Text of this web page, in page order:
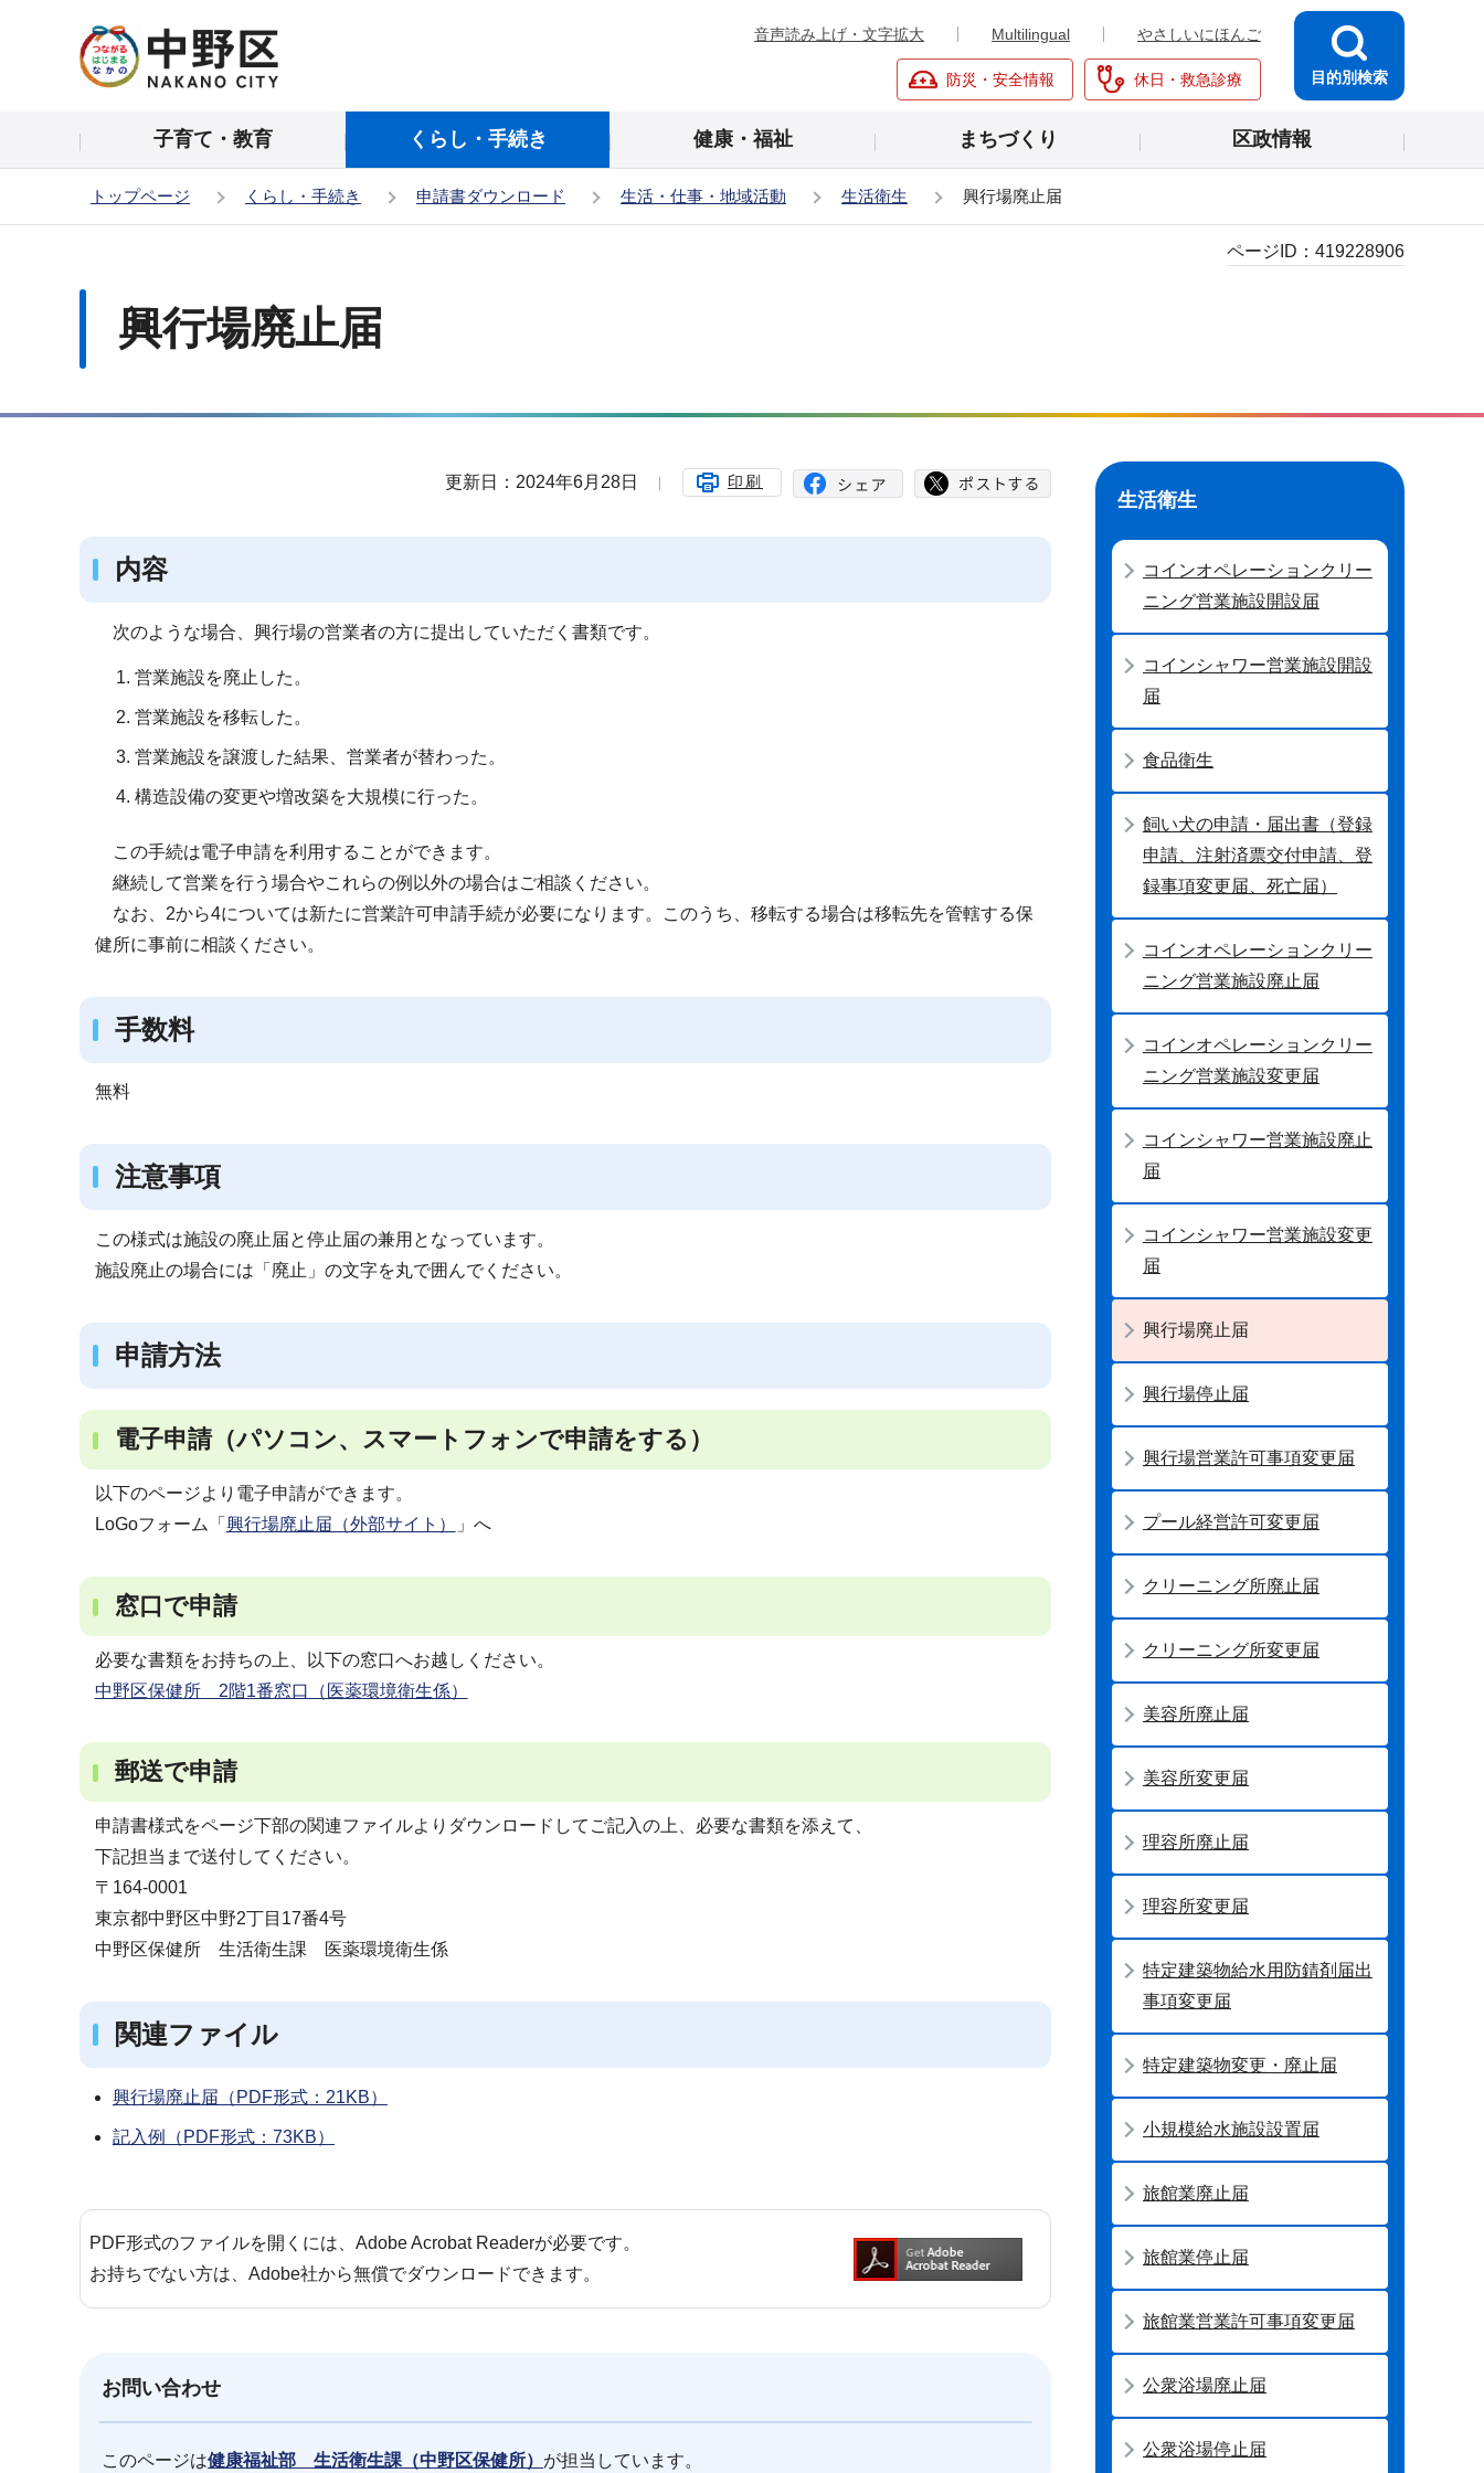
の
頭
音声読み上げ・文字拡大 Multilingual やさしいにほんご
防災・安全情報 休日・救急診療 目的別検索
子育て・教育 くらし・手続き 健康・福祉 まちづくり 区政情報
トップページ くらし・手続き 申請書ダウンロード 生活・仕事・地域活動 生活衛生 興行場廃止届
興行場廃止届
ページID： 419228906
更新日：2024年6月28日 印刷
内容
次のような場合、興行場の営業者の方に提出していただく書類です。
営業施設を廃止した。
営業施設を移転した。
営業施設を譲渡した結果、営業者が替わった。
構造設備の変更や増改築を大規模に行った。
この手続は電子申請を利用することができます。
継続して営業を行う場合やこれらの例以外の場合はご相談ください。
なお、2から4については新たに営業許可申請手続が必要になります。このうち、移転する場合は移転先を管轄する保
健所に事前に相談ください。
手数料
無料
注意事項
この様式は施設の廃止届と停止届の兼用となっています。
施設廃止の場合には「廃止」の文字を丸で囲んでください。
申請方法
電子申請（パソコン、スマートフォンで申請をする）
以下のページより電子申請ができます。
LoGoフォーム「 興行場廃止届（外部サイト） 」へ
窓口で申請
必要な書類をお持ちの上、以下の窓口へお越しください。
中野区保健所 2階1番窓口（医薬環境衛生係）
郵送で申請
申請書様式をページ下部の関連ファイルよりダウンロードしてご記入の上、必要な書類を添えて、
下記担当まで送付してください。
〒164-0001
東京都中野区中野2丁目17番4号
中野区保健所 生活衛生課 医薬環境衛生係
関連ファイル
興行場廃止届（PDF形式：21KB）
記入例（PDF形式：73KB）
PDF形式のファイルを開くには、Adobe Acrobat Readerが必要です。
お持ちでない方は、Adobe社から無償でダウンロードできます。
お問い合わせ
このページは健康福祉部 生活衛生課（中野区保健所） が担当しています。
生活衛生
コインオペレーションクリー
ニング営業施設開設届
コインシャワー営業施設開設
届
食品衛生
飼い犬の申請・届出書（登録
申請、注射済票交付申請、登
録事項変更届、死亡届）
コインオペレーションクリー
ニング営業施設廃止届
コインオペレーションクリー
ニング営業施設変更届
コインシャワー営業施設廃止
届
コインシャワー営業施設変更
届
興行場廃止届
興行場停止届
興行場営業許可事項変更届
プール経営許可変更届
クリーニング所廃止届
クリーニング所変更届
美容所廃止届
美容所変更届
理容所廃止届
理容所変更届
特定建築物給水用防錆剤届出
事項変更届
特定建築物変更・廃止届
小規模給水施設設置届
旅館業廃止届
旅館業停止届
旅館業営業許可事項変更届
公衆浴場廃止届
公衆浴場停止届